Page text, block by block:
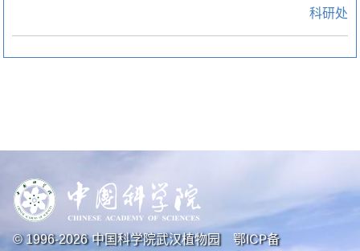
科研处
© 1996-2026中国科学院武汉植物园 鄂ICP备